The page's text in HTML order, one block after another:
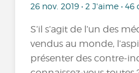
26 nov. 2019 • 2 J'aime •
S’il s’agit de l’un des
vendus au monde,
présenter des contre-